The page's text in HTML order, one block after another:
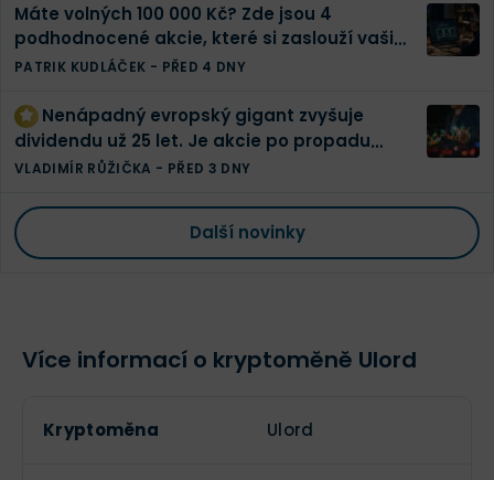
Máte volných 100 000 Kč? Zde jsou 4
podhodnocené akcie, které si zaslouží vaši
pozornost
PATRIK KUDLÁČEK - PŘED 4 DNY
Nenápadný evropský gigant zvyšuje
dividendu už 25 let. Je akcie po propadu
konečně levná?
VLADIMÍR RŮŽIČKA - PŘED 3 DNY
Další novinky
Více informací o kryptoměně Ulord
Kryptoměna Ulord